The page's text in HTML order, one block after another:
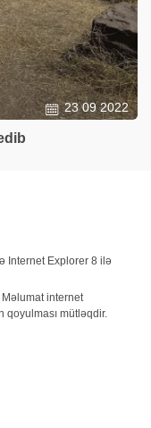
23 09 2022
Internet Explorer 8 ilə
internet
mütləqdir.